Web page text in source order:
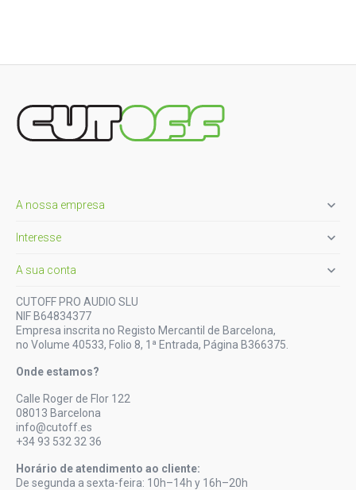
A nossa empresa 
Interesse 
A sua conta 
CUTOFF PRO AUDIO SLU
NIF B64834377
Empresa inscrita no Registo Mercantil de Barcelona,
no Volume 40533, Folio 8, 1ª Entrada, Página B366375.
Onde estamos?
Calle Roger de Flor 122
08013 Barcelona
info@cutoff.es
+34 93 532 32 36
Horário de atendimento ao cliente:
De segunda a sexta-feira: 10h–14h y 16h–20h